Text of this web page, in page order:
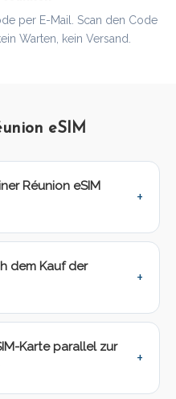
per E-Mail. Scan den Code
Warten, kein Versand.
eSIM
Réunion eSIM
dem Kauf der
Karte parallel zur